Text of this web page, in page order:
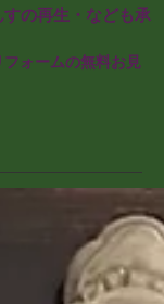
の再生・なども承
ォームの無料お見